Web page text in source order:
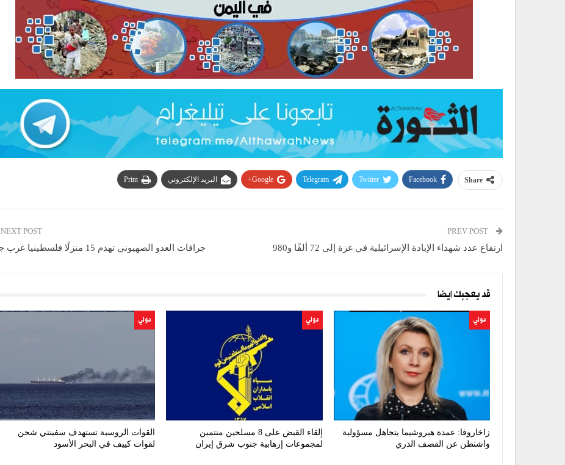
Share
Facebook
Twitter
Telegram
Google+ البريد الإلكتروني Print
ارتفاع عدد شهداء الإبادة الإسرائيلية في غزة إلى 72 ألفًا و980
NEXT POST
جرافات العدو الصهيوني تهدم 15 منزلًا فلسطينيا غرب جنين
قد يعجبك ايضا
دولي
زاخاروفا: عمدة هيروشيما يتجاهل مسؤولية
واشنطن عن القصف الذري
دولي
إلقاء القبض على 8 مسلحين منتمين
لمجموعات إرهابية جنوب شرق إيران
دولي
القوات الروسية تستهدف سفينتي شحن
لقوات كييف في البحر الأسود